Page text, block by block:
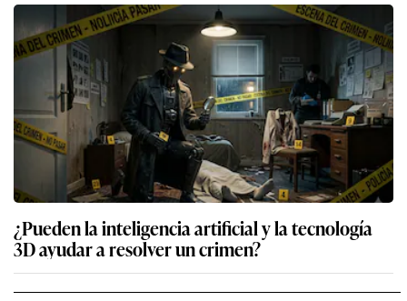
¿Pueden la inteligencia artificial y la tecnología
3D ayudar a resolver un crimen?